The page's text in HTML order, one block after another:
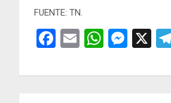
FUENTE: TN.
F
ce
E
ail
W
at
M
se
X